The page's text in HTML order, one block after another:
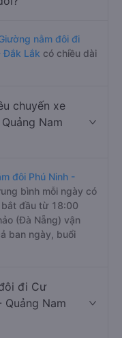
nằm đôi đi
Đắk Lắk có chiều dài
chuyến xe
Nam
đôi Phú Ninh -
bình mỗi ngày có
bắt đầu từ 18:00
(Đà Nẵng) vận
ban ngày, buổi
đi Cư
Nam